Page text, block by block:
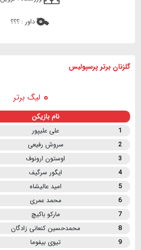
داور : ؟؟؟
گلزنان برتر پرسپولیس
لیگ برتر
نام بازیکن
1 علی علیپور
2
سروش رفیعی
3
اوستون ارونوف
4
ایگور سرگیف
5
امید عالیشاه
6
محمد عمری
7
مارکو باکیچ
8
محمدحسین کنعانی زادگان
9
تیوی بیفوما